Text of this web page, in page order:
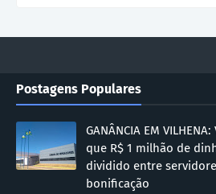
Postagens Populares
GANÂNCIA EM
que R$ 1 milhão de
dividido entre
bonificação